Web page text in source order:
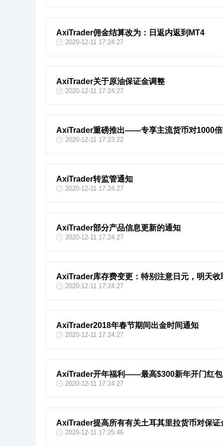
AxiTrader佣金结算改为：日返内返到MT4
2020-12-11 17:24:27
AxiTrader关于原油保证金调整
2020-12-11 17:24:27
AxiTrader重磅推出——专享主流货币对1000倍
2020-12-11 17:23:22
AxiTrader转监管通知
2020-12-11 17:24:27
AxiTrader部分产品信息更新的通知
2020-12-11 17:24:27
AxiTrader库存费变更：特别注意日元，明天收
2020-12-11 17:24:27
AxiTrader2018年春节期间出金时间通知
2020-12-11 17:24:27
AxiTrader开年福利——最高$300新年开门红包
2020-12-11 17:24:27
AxiTrader提高所有有关土耳其里拉货币对保证
2020-12-11 17:25:46